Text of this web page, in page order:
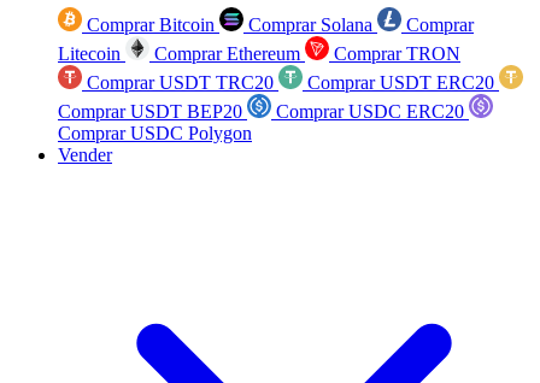
Comprar Bitcoin Comprar Solana
Comprar
Litecoin
Comprar Ethereum
Comprar TRON
Comprar USDT TRC20
Comprar USDT ERC20
Comprar USDT BEP20
Comprar USDC ERC20
Comprar USDC Polygon
Vender